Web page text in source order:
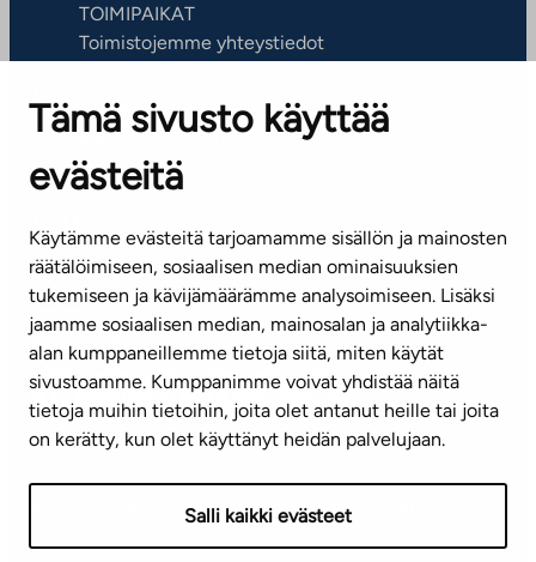
Tämä sivusto käyttää
evästeitä
Käytämme evästeitä tarjoamamme sisällön ja mainosten
räätälöimiseen, sosiaalisen median ominaisuuksien
tukemiseen ja kävijämäärämme analysoimiseen. Lisäksi
jaamme sosiaalisen median, mainosalan ja analytiikka-
alan kumppaneillemme tietoja siitä, miten käytät
sivustoamme. Kumppanimme voivat yhdistää näitä
tietoja muihin tietoihin, joita olet antanut heille tai joita
on kerätty, kun olet käyttänyt heidän palvelujaan.
Salli kaikki evästeet
TOIMIPAIKAT
Toimistojemme yhteystiedot
ASIAKASPALVELUKESKUS
Puh. 045 7734 3777
(arkisin klo 8-16)
info@ta.fi
Tilaa uutiskirje
Mediapankki
TietosuojaselosteSaavutettavuusseloste